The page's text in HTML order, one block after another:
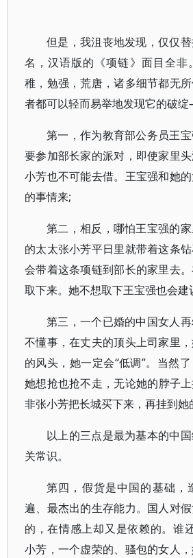
但是，我沮丧地发现，仅仅
名，汉语版的《项链》面目全非
稚，勉强，荒唐，诸多细节都无
者都可以轻而易举地发现它的破
第一，作为教育部公务员王
要参加部长家的派对，即使家里
小芳也不可能去借。王宝强和她
的事情来;
第二，相反，哪怕王宝强的
的太太张小芳平日里就带着这条
会带着这条项链到部长的家里去
取下来。她不想取下王宝强也会建
第三，一个已婚的中国女人
不懂事，在丈夫的顶头上司家里
的风头，她一定会“低调”。当然
她想抢也抢不走，无论她的脖子
非张小芳把长城买下来，再挂到她
以上的三点是最为基本的中
关常识。
第四，假货是中国的基础，
遍、最杰出的生存能力。国人对
的，在情感上却又是依赖的。谁
小芳，一个虚荣的、骚包的女人